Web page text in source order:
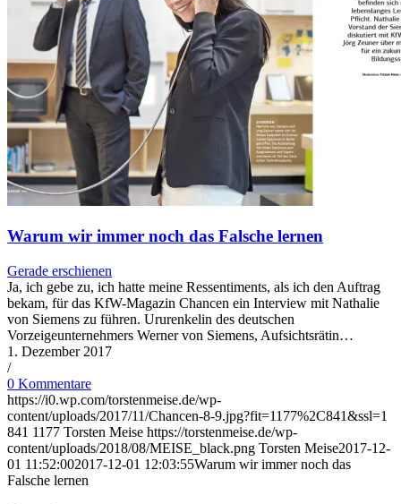
Warum wir immer noch das Falsche lernen
Gerade erschienen
Ja, ich gebe zu, ich hatte meine Ressentiments, als ich den Auftrag
bekam, für das KfW-Magazin Chancen ein Interview mit Nathalie
von Siemens zu führen. Ururenkelin des deutschen
Vorzeigeunternehmers Werner von Siemens, Aufsichtsrätin…
1. Dezember 2017
/
0 Kommentare
https://i0.wp.com/torstenmeise.de/wp-
content/uploads/2017/11/Chancen-8-9.jpg?fit=1177%2C841&ssl=1
841 1177 Torsten Meise https://torstenmeise.de/wp-
content/uploads/2018/08/MEISE_black.png Torsten Meise2017-12-
01 11:52:002017-12-01 12:03:55Warum wir immer noch das
Falsche lernen